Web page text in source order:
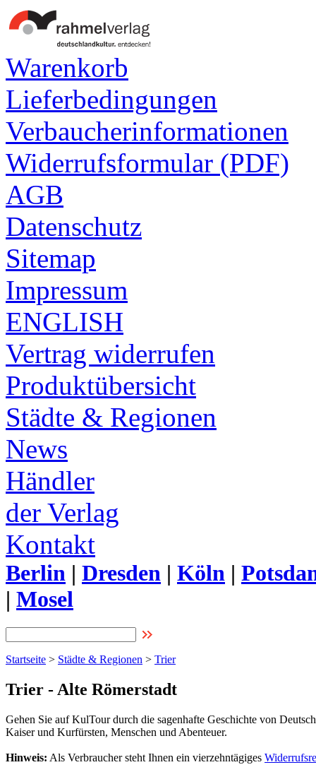
Warenkorb
Lieferbedingungen
Verbaucherinformationen
Widerrufsformular (PDF)
AGB
Datenschutz
Sitemap
Impressum
ENGLISH
Vertrag widerrufen
Produktübersicht
Städte & Regionen
News
Händler
der Verlag
Kontakt
Berlin | Dresden | Köln |
| Mosel
Startseite > Städte & Regionen > Trier
Trier - Alte Römerstadt
Gehen Sie auf KulTour durch die sagenhafte Geschichte von
Kaiser und Kurfürsten, Menschen und Abenteuer.
Hinweis: Als Verbraucher steht Ihnen ein vierzehntägiges